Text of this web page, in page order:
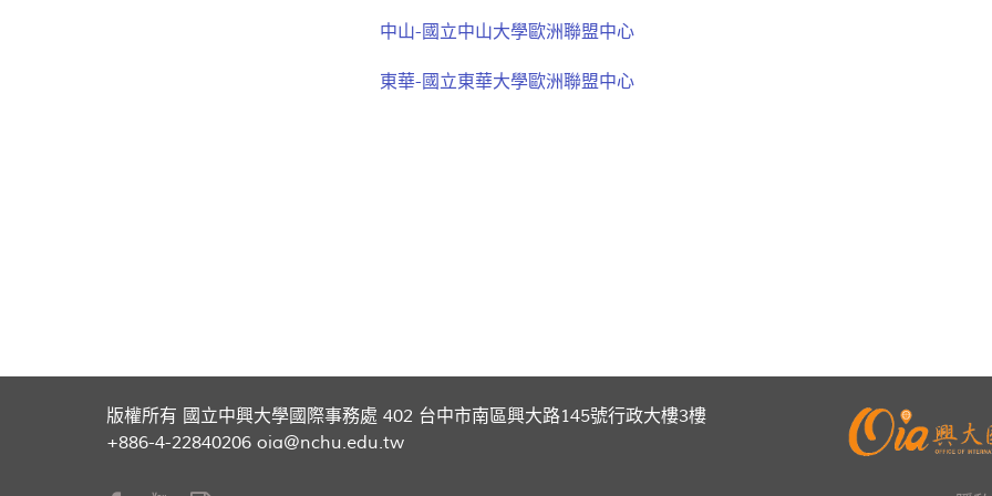
中山-國立中山大學歐洲聯盟中心
東華-國立東華大學歐洲聯盟中心
版權所有 國立中興大學國際事務處 402 台中市南區興大路145號行政大樓3樓
+886-4-22840206 oia@nchu.edu.tw